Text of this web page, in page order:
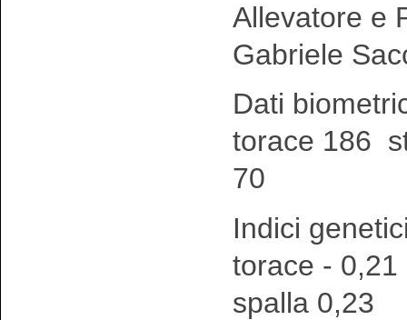
Allevatore e
Gabriele
Dati
torace 186
70
Indici
torace -
spalla 0,23